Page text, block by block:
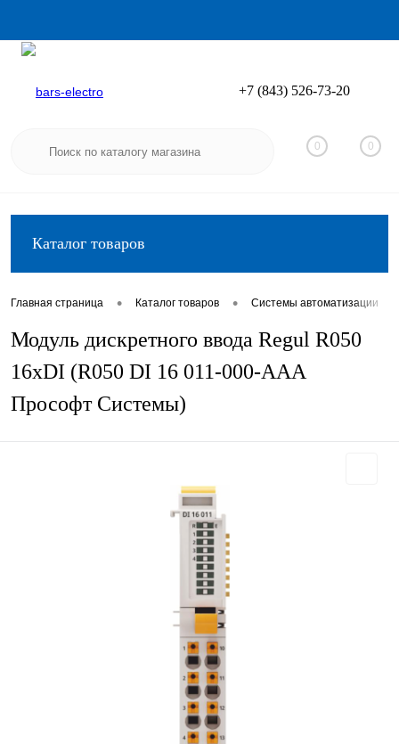
Вход
+7 (843) 526-73-20
0 0
Каталог товаров
Главная страница • Каталог товаров • Системы автоматизации
Модуль дискретного ввода Regul R050
16хDI (R050 DI 16 011-000-AAA
Прософт Системы)